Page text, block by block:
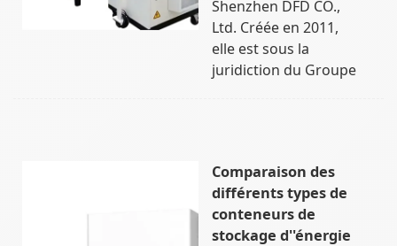
Shenzhen DFD CO.,
Ltd. Créée en 2011,
elle est sous la
juridiction du Groupe
Comparaison des
différents types de
conteneurs de
stockage d''énergie